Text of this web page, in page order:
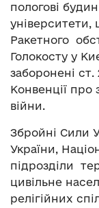
пологові
університети,
Ракетного
Голокосту у
заборонені ст.
Конвенції про
війни.
Збройні Сили
України,
підрозділи
цивільне
релігійних